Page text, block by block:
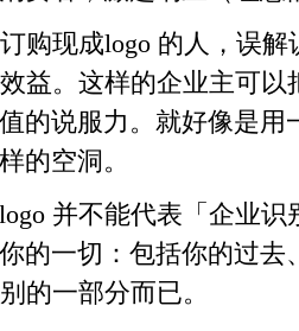
现成logo 的人，误解
益。这样的企业主可
的说服力。就好像是
的空洞。
并不能代表「企业识
的一切：包括你的过
的一部分而已。